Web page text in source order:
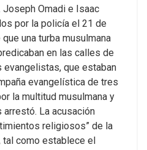
Omadi e Isaac
por la policía el 21 de
una turba musulmana
en las calles de
evangelistas, que estaban
evangelística de tres
la multitud musulmana y
La acusación
religiosos” de la
tal como establece el